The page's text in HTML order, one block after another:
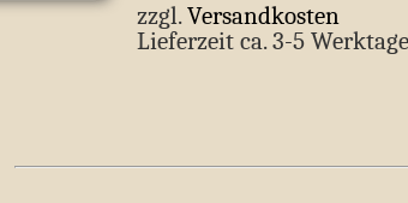
zzgl.Versandkosten
Lieferzeit ca. 3-5